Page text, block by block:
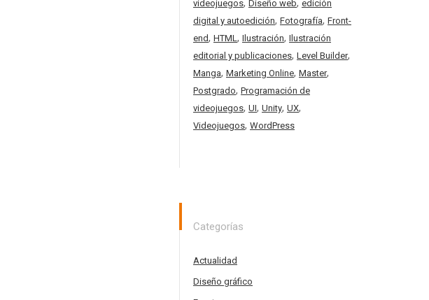
videojuegos, Diseño web, edición
digital y autoedición, Fotografía, Front-
end, HTML, Ilustración, Ilustración
editorial y publicaciones, Level Builder,
Manga, Marketing Online, Master,
Postgrado, Programación de
videojuegos, UI, Unity, UX,
Videojuegos, WordPress
Categorías
Actualidad
Diseño gráfico